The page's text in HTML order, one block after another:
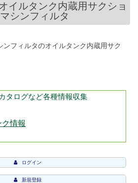
イルタンク内蔵用サクショ
シンフィルタ
ンフィルタのオイルタンク内蔵用サク
タログなど各種情報収集
情報
ログイン
新規登録